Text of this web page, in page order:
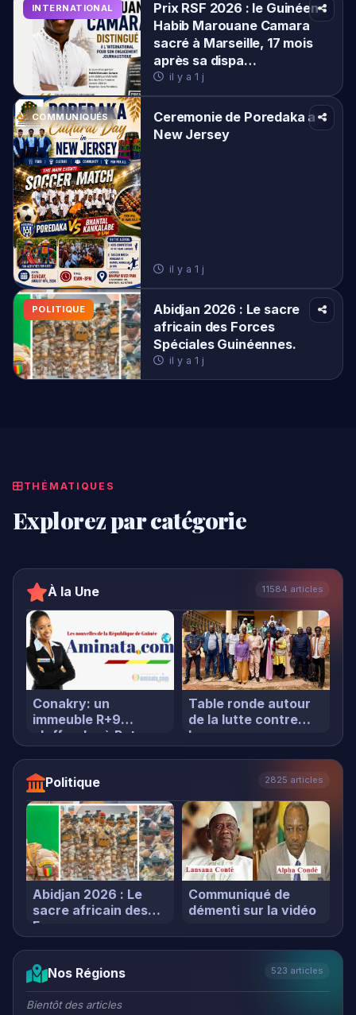
POLITIQUE
Abidjan 2026 : Le sacre
POLITIQUE
À la Une
Conakry: un
immeuble R+9
s'effondre à Rato…
Table ronde autour
de la lutte contre
les…
Politique 2825 articles
Abidjan 2026 : Le
sacre africain des
Force…
Communiqué de
démenti sur la vidéo
Nos Régions 523 articles
Bientôt des articles
Afrique